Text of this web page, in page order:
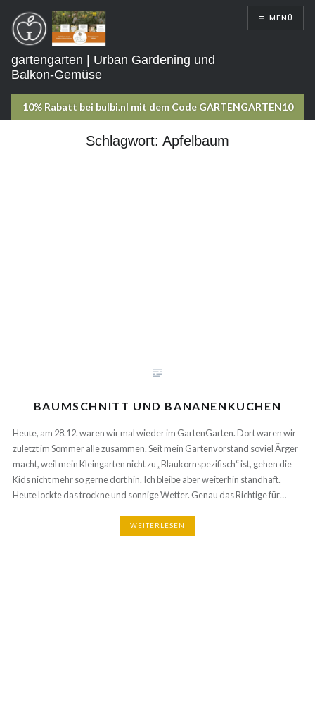
zum
Inhalt
gartengarten | Urban Gardening und
Balkon-Gemüse
MENÜ
Schlagwort: Apfelbaum
BAUMSCHNITT UND BANANENKUCHEN
Heute, am 28.12. waren wir mal wieder im GartenGarten. Dort waren wir
zuletzt im Sommer alle zusammen. Seit mein Gartenvorstand soviel Ärger
macht, weil mein Kleingarten nicht zu „Blaukornspezifisch“ ist, gehen die
Kids nicht mehr so gerne dort hin. Ich bleibe aber weiterhin standhaft.
Heute lockte das trockne und sonnige Wetter. Genau das Richtige für…
WEITERLESEN